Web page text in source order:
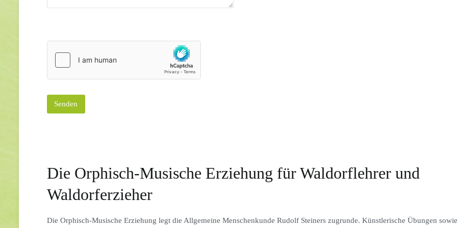
Die Orphisch-Musische Erziehung für Waldorflehrer und
Waldorferzieher
Die Orphisch-Musische Erziehung legt die Allgemeine Menschenkunde Rudolf Steiners zugrunde. Künstlerische Übungen